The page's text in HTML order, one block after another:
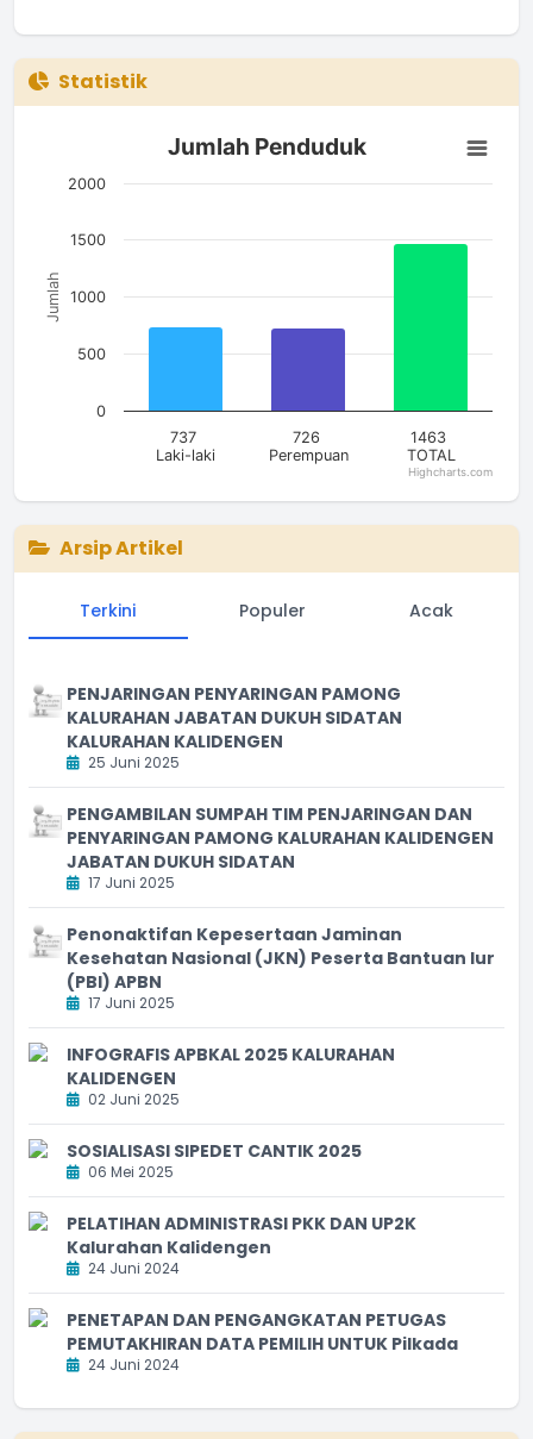
Statistik
Jumlah Penduduk
Bar chart with 3 bars.
The chart has 1 X axis displaying categories.
Jumlah
Jumlah Penduduk
737
Laki-laki
726
Perempuan
1463
TOTAL
0
500
1000
1500
2000
Highcharts.com
Arsip Artikel
Terkini Populer Acak
PENJARINGAN PENYARINGAN PAMONG
KALURAHAN JABATAN DUKUH SIDATAN
KALURAHAN KALIDENGEN
25 Juni 2025
PENGAMBILAN SUMPAH TIM PENJARINGAN DAN
PENYARINGAN PAMONG KALURAHAN KALIDENGEN
JABATAN DUKUH SIDATAN
17 Juni 2025
Penonaktifan Kepesertaan Jaminan
Kesehatan Nasional (JKN) Peserta Bantuan Iur
(PBI) APBN
17 Juni 2025
INFOGRAFIS APBKAL 2025 KALURAHAN
KALIDENGEN
02 Juni 2025
SOSIALISASI SIPEDET CANTIK 2025
06 Mei 2025
PELATIHAN ADMINISTRASI PKK DAN UP2K
Kalurahan Kalidengen
24 Juni 2024
PENETAPAN DAN PENGANGKATAN PETUGAS
PEMUTAKHIRAN DATA PEMILIH UNTUK Pilkada
24 Juni 2024